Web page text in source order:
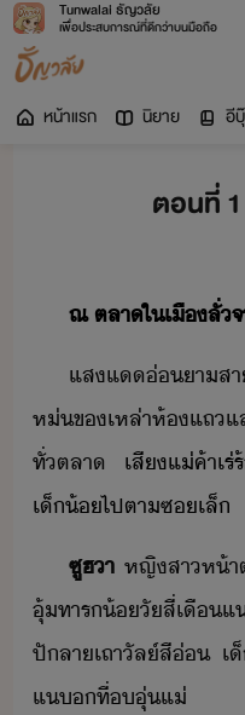
Tunwalai ธัญวลัย
เพื่อประสบการณ์ที่ดีกว่าบนมือถือ
หน้าแรก นิยาย อี
ตอนที่
ณ​ ​ตลา​ใ​เืลั​่​
แสแ​่​า​ส
ห่​ข​เหล่า​ห้แถ​
ทั่​ตลา​ เสี​แ่ค้า​เร่​
เ็้​ไป​ตา​ซ​เล็
ซูฮ​าหญิสา​ห้าต
ุ้​ทาร​้​ั​สี่​เื​แ
ปั​ลา​เถาัล์​สี่​
แ​ที่​ุ่​แ่​